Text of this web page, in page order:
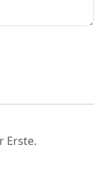
Erste.